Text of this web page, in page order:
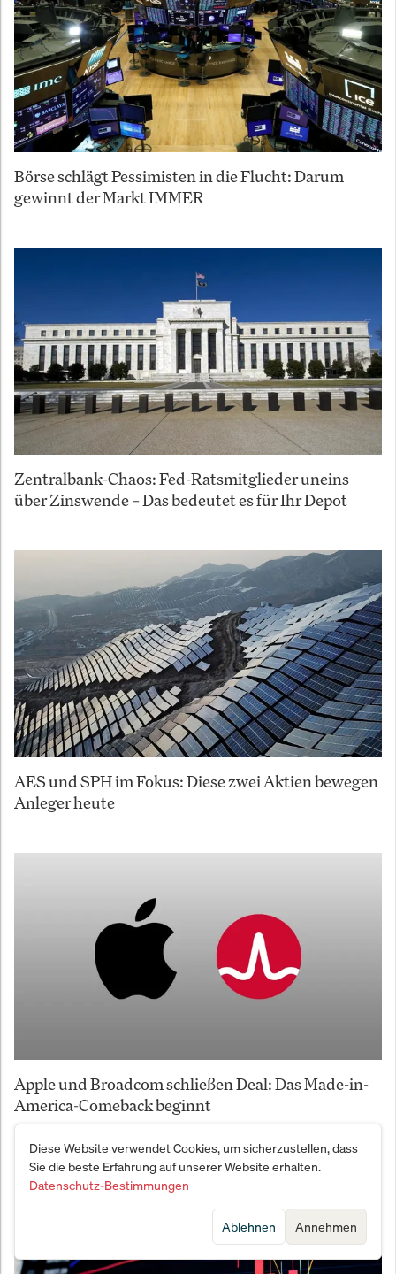
Börse schlägt Pessimisten in die Flucht: Darum
gewinnt der Markt IMMER
Zentralbank-Chaos: Fed-Ratsmitglieder uneins
über Zinswende – Das bedeutet es für Ihr Depot
AES und SPH im Fokus: Diese zwei Aktien bewegen
Anleger heute
Apple und Broadcom schließen Deal: Das Made-in-
America-Comeback beginnt
Diese Website verwendet Cookies, um sicherzustellen, dass
Sie die beste Erfahrung auf unserer Website erhalten.
Datenschutz-Bestimmungen
Annehmen
Ablehnen